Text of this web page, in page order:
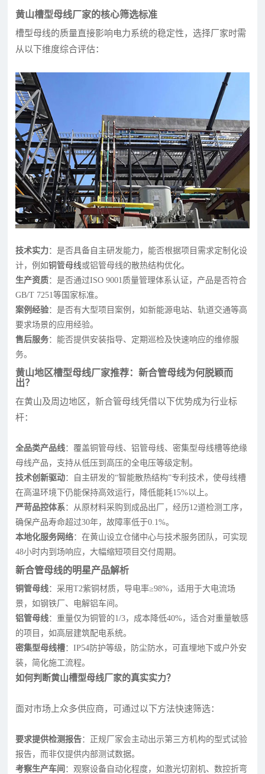
黄山槽型母线厂家的核心筛选标准
槽型母线的质量直接影响电力系统的稳定性，选择厂家时需
从以下维度综合评估：
技术实力：是否具备自主研发能力，能否根据项目需求定制化设
计，例如铜管母线或铝管母线的散热结构优化。
生产资质：是否通过ISO 9001质量管理体系认证，产品是否符合
GB/T 7251等国家标准。
案例经验：是否有大型项目案例，如新能源电站、轨道交通等高
要求场景的应用经验。
售后服务：能否提供安装指导、定期巡检及快速响应的维修服
务。
黄山地区槽型母线厂家推荐：新合管母线为何脱颖而
出？
在黄山及周边地区，新合管母线凭借以下优势成为行业标
杆：
全品类产品线：覆盖铜管母线、铝管母线、密集型母线槽等绝缘
母线产品，支持从低压到高压的全电压等级定制。
技术创新驱动：自主研发的“智能散热结构”专利技术，使母线槽
在高温环境下仍能保持高效运行，降低能耗15%以上。
严苛品控体系：从原材料采购到成品出厂，经历12道检测工序，
确保产品寿命超过30年，故障率低于0.1%。
本地化服务网络：在黄山设立仓储中心与技术服务团队，可实现
48小时内到场响应，大幅缩短项目交付周期。
新合管母线的明星产品解析
铜管母线：采用T2紫铜材质，导电率≥98%，适用于大电流场
景，如钢铁厂、电解铝车间。
铝管母线：重量仅为铜管的1/3，成本降低40%，适合对重量敏感
的项目，如高层建筑配电系统。
密集型母线槽：IP54防护等级，防尘防水，可直埋地下或户外安
装，简化施工流程。
如何判断黄山槽型母线厂家的真实实力？
面对市场上众多供应商，可通过以下方法快速筛选：
要求提供检测报告：正规厂家会主动出示第三方机构的型式试验
报告，而非仅提供内部测试数据。
考察生产车间 ：观察设备自动化程度，如激光切割机、数控折弯